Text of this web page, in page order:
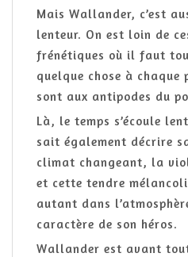
Mais Wallander, c’est
lenteur. On est loin de
frénétiques où il faut
quelque chose à chaque
sont aux antipodes du
Là, le temps s’écoule
sait également décrire
climat changeant, la
et cette tendre
autant dans
caractère de son héros.
Wallander est avant